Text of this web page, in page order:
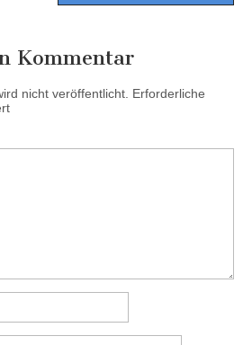
Kommentar
nicht veröffentlicht. Erforderliche